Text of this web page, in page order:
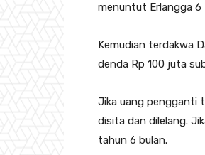
menuntut Erlangga 6
Kemudian terdakwa
denda Rp 100 juta
Jika uang pengganti
disita dan dilelang.
tahun 6 bulan.